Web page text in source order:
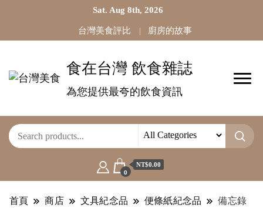
Sat. Aug 8th, 2026
台灣美食評比 廚房的故事
食在台灣 飲食雜誌
為您提供最夸的飲食資訊
0
NT$0.00
首頁 商店 文具紀念品 便條紙紀念品
備忘錄